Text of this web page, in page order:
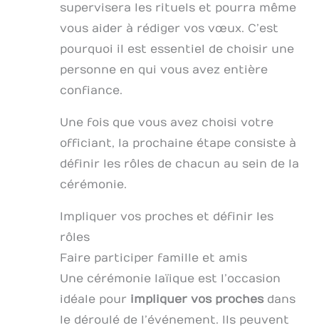
supervisera les rituels et pourra même
vous aider à rédiger vos vœux. C’est
pourquoi il est essentiel de choisir une
personne en qui vous avez entière
confiance.
Une fois que vous avez choisi votre
officiant, la prochaine étape consiste à
définir les rôles de chacun au sein de la
cérémonie.
Impliquer vos proches et définir les
rôles
Faire participer famille et amis
Une cérémonie laïique est l’occasion
idéale pour impliquer vos prochesdans
le déroulé de l’événement. Ils peuvent